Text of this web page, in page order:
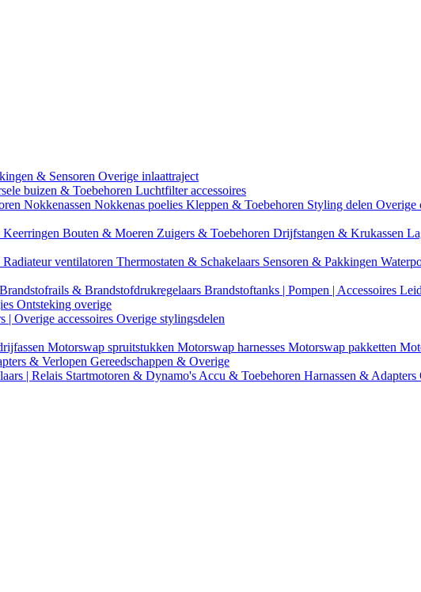
& Sensoren Overige inlaattraject
buizen & Toebehoren Luchtfilter accessoires
Nokkenassen Nokkenas poelies Kleppen & Toebehoren Styling delen Overige
Bouten & Moeren Zuigers & Toebehoren Drijfstangen & Krukassen
Radiateur ventilatoren Thermostaten & Schakelaars Sensoren & Pakkingen
Brandstofrails & Brandstofdrukregelaars Brandstoftanks | Pompen | Accessoires
Ontsteking overige
| Overige accessoires Overige stylingsdelen
Motorswap spruitstukken Motorswap harnesses Motorswap pakketten
& Verlopen Gereedschappen & Overige
| Relais Startmotoren & Dynamo's Accu & Toebehoren Harnassen & Adapters